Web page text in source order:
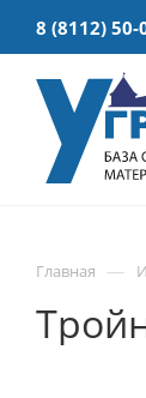
8 (8112) 50-
Главная —